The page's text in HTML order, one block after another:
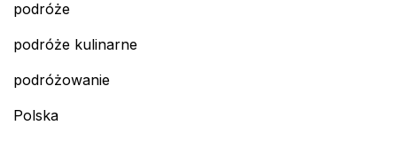
podróże
podróże kulinarne
podróżowanie
Polska